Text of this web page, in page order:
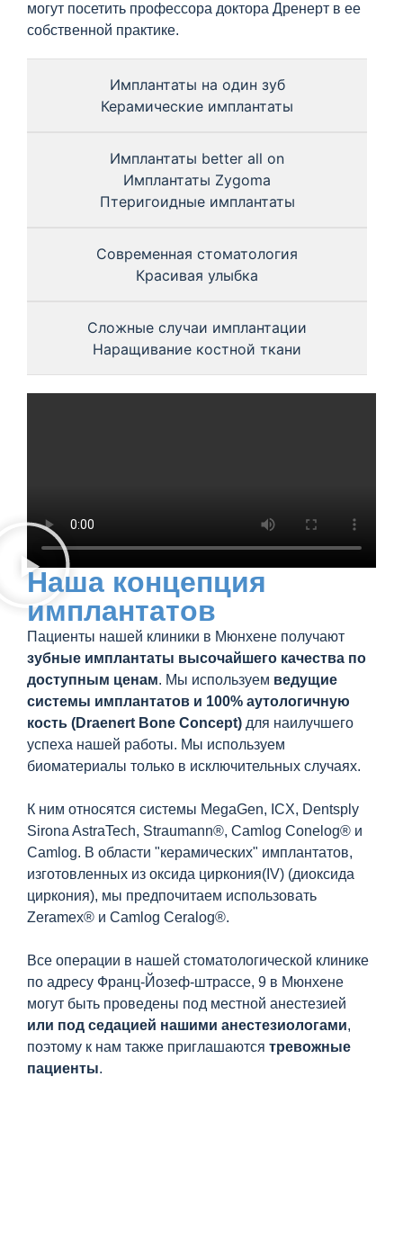
могут посетить профессора доктора Дренерт в ее
собственной практике.
Имплантаты на один зуб
Керамические имплантаты
Имплантаты better all on
Имплантаты Zygoma
Птеригоидные имплантаты
Современная стоматология
Красивая улыбка
Сложные случаи имплантации
Наращивание костной ткани
Наша концепция
имплантатов
Пациенты нашей клиники в Мюнхене получают
зубные имплантаты высочайшего качества по
доступным ценам. Мы используем ведущие
системы имплантатов и 100% аутологичную
кость (Draenert Bone Concept) для наилучшего
успеха нашей работы. Мы используем
биоматериалы только в исключительных случаях.
К ним относятся системы MegaGen, ICX, Dentsply
Sirona AstraTech, Straumann®, Camlog Conelog® и
Camlog. В области "керамических" имплантатов,
изготовленных из оксида циркония(IV) (диоксида
циркония), мы предпочитаем использовать
Zeramex® и Camlog Ceralog®.
Все операции в нашей стоматологической клинике
по адресу Франц-Йозеф-штрассе, 9 в Мюнхене
могут быть проведены под местной анестезией
или под седацией нашими анестезиологами,
поэтому к нам также приглашаются тревожные
пациенты.